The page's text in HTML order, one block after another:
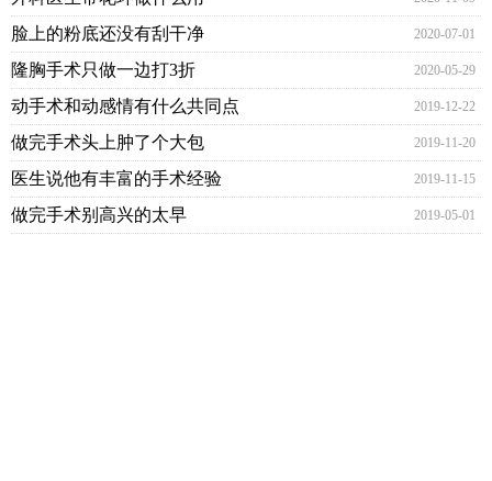
脸上的粉底还没有刮干净 2020-07-01
隆胸手术只做一边打3折 2020-05-29
动手术和动感情有什么共同点 2019-12-22
做完手术头上肿了个大包 2019-11-20
医生说他有丰富的手术经验 2019-11-15
做完手术别高兴的太早 2019-05-01